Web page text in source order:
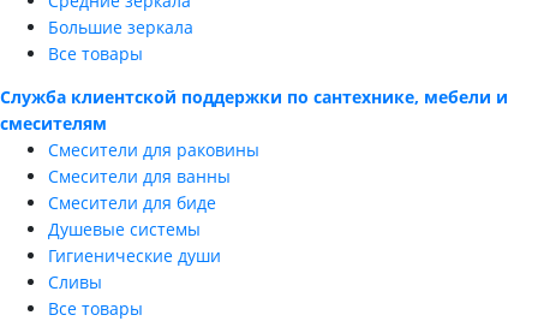
Большие зеркала
Все товары
Служба клиентской поддержки по сантехнике, мебели и
смесителям
Смесители для раковины
Смесители для ванны
Смесители для биде
Душевые системы
Гигиенические души
Сливы
Все товары